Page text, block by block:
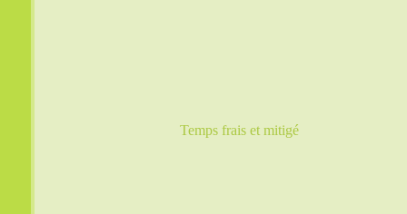
Temps frais et mitigé